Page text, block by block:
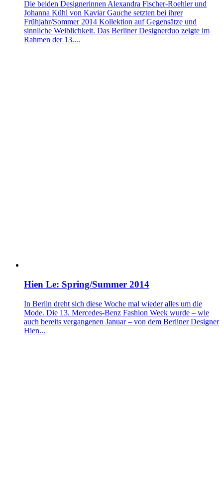
Die beiden Designerinnen Alexandra Fischer-Roehler und
Johanna Kühl von Kaviar Gauche setzten bei ihrer
Frühjahr/Sommer 2014 Kollektion auf Gegensätze und
sinnliche Weiblichkeit. Das Berliner Designerduo zeigte im
Rahmen der 13....
Hien Le: Spring/Summer 2014
In Berlin dreht sich diese Woche mal wieder alles um die
Mode. Die 13. Mercedes-Benz Fashion Week wurde – wie
auch bereits vergangenen Januar – von dem Berliner Designer
Hien...